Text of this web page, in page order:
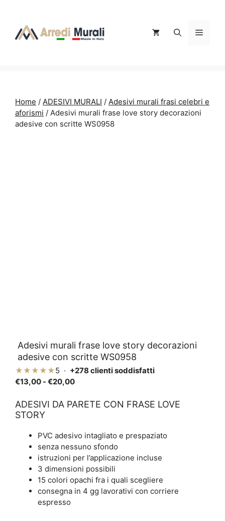
contenuto
Menu
Home / ADESIVI MURALI / Adesivi murali frasi celebri e
aforismi / Adesivi murali frase love story decorazioni
adesive con scritte WS0958
Adesivi murali frase love story decorazioni
adesive con scritte WS0958
★★★★★5 · +278 clienti soddisfatti
€13,00 - €20,00Fascia
prezzo:
a
€20,00
ADESIVI DA PARETE CON FRASE LOVE
STORY
PVC adesivo intagliato e prespaziato
senza nessuno sfondo
istruzioni per l’applicazione incluse
3 dimensioni possibili
15 colori opachi fra i quali scegliere
consegna in 4 gg lavorativi con corriere
espresso